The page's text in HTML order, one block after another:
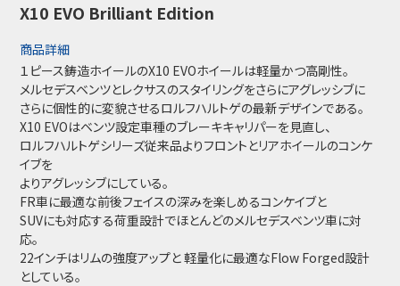
X10 EVO Brilliant Edition
商品詳細
１ピース鋳造ホイールのX10 EVOホイールは軽量かつ高剛性。
メルセデスベンツとレクサスのスタイリングをさらにアグレッシブに
さらに個性的に変貌させるロルフハルトゲの最新デザインである。
X10 EVOはベンツ設定車種のブレーキキャリパーを見直し、
ロルフハルトゲシリーズ従来品よりフロントとリアホイールのコンケ
イブを
よりアグレッシブにしている。
FR車に最適な前後フェイスの深みを楽しめるコンケイブと
SUVにも対応する荷重設計でほとんどのメルセデスベンツ車に対
応。
22インチはリムの強度アップと 軽量化に最適なFlow Forged設計
としている。